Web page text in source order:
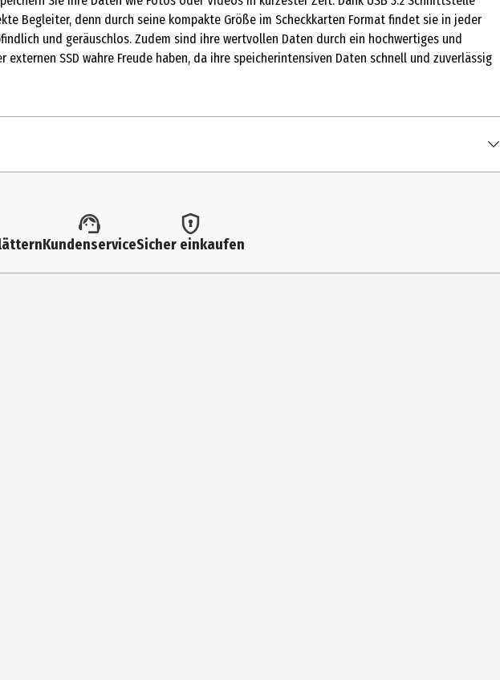
Begleiter, denn durch seine kompakte Größe im Scheckkarten Format findet sie in jeder
und geräuschlos. Zudem sind ihre wertvollen Daten durch ein hochwertiges und
SSD wahre Freude haben, da ihre speicherintensiven Daten schnell und zuverlässig
KundenserviceSicher einkaufen